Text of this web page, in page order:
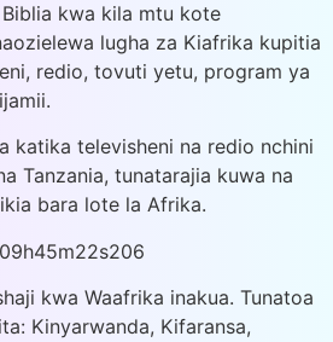
kwa kila mtu kote
lugha za Kiafrika kupitia
redio, tovuti yetu, program ya
katika televisheni na redio nchini
Tanzania, tunatarajia kuwa na
bara lote la Afrika.
kwa Waafrika inakua. Tunatoa
Kinyarwanda, Kifaransa,